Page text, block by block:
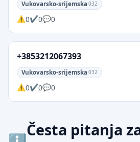
Vukovarsko-srijemska 032
0 0 0
+3853212067393
Vukovarsko-srijemska 032
0 0 0
Česta pitanja